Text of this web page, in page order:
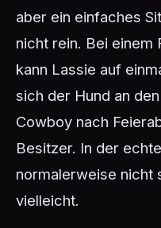
aber ein einfaches
nicht rein. Bei einem
kann Lassie auf
sich der Hund an
Cowboy nach
Besitzer. In der
normalerweise nicht
vielleicht.